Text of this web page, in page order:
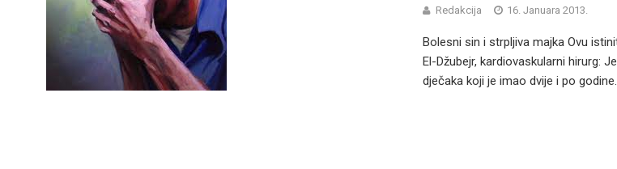
Redakcija 16. Januara 2013.
Bolesni sin i strpljiva majka Ovu
El-Džubejr, kardiovaskularni hirurg:
dječaka koji je imao dvije i po